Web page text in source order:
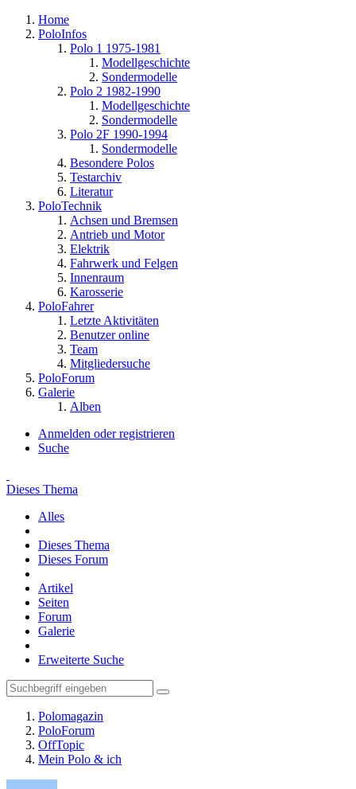
Home
PoloInfos
Polo 1 1975-1981
Modellgeschichte
Sondermodelle
Polo 2 1982-1990
Modellgeschichte
Sondermodelle
Polo 2F 1990-1994
Sondermodelle
Besondere Polos
Testarchiv
Literatur
PoloTechnik
Achsen und Bremsen
Antrieb und Motor
Elektrik
Fahrwerk und Felgen
Innenraum
Karosserie
PoloFahrer
Letzte Aktivitäten
Benutzer online
Team
Mitgliedersuche
PoloForum
Galerie
Alben
Anmelden oder registrieren
Suche
Dieses Thema
Alles
Dieses Thema
Dieses Forum
Artikel
Seiten
Forum
Galerie
Erweiterte Suche
Polomagazin
PoloForum
OffTopic
Mein Polo & ich